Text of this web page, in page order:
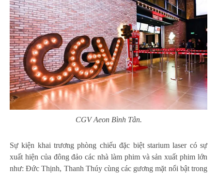
CGV Aeon Bình Tân.
Sự kiện khai trương phòng chiếu đặc biệt starium laser có sự
xuất hiện của đông đảo các nhà làm phim và sản xuất phim lớn
như: Đức Thịnh, Thanh Thúy cùng các gương mặt nổi bật trong